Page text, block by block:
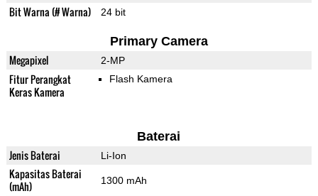
Bit Warna (# Warna) 24 bit
Primary Camera
Megapixel 2-MP
Fitur Perangkat
Keras Kamera
Flash Kamera
Baterai
Jenis Baterai Li-Ion
Kapasitas Baterai
(mAh)
1300 mAh